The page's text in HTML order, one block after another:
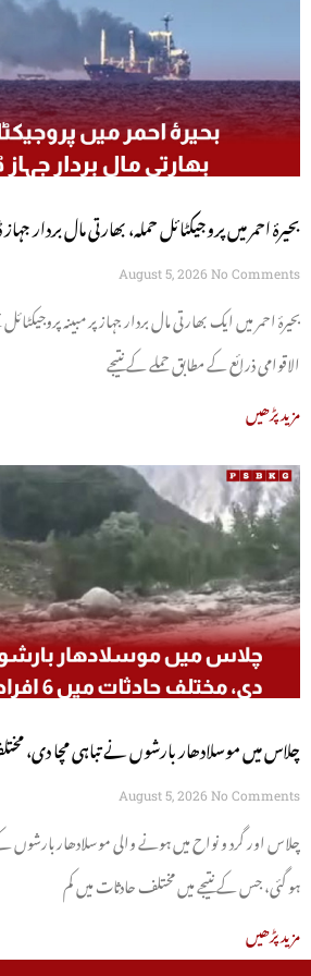
بحیرۂ احمر میں پروجیکٹائل حملہ، بھارتی مال بردار
August 5, 2026 No Comments
بحیرۂ احمر میں ایک بھارتی مال بردار جہاز پر مبینہ
الاقوامی ذرائع کے مطابق حملے کے نتیجے
مزید پڑھیں
سے گئے
August 5, 2026 No Comments
چلاس اور گرد و نواح میں ہونے والی موسلادھار بارشوں
ہو گئی، جس کے نتیجے میں مختلف حادثات میں کم
مزید پڑھیں